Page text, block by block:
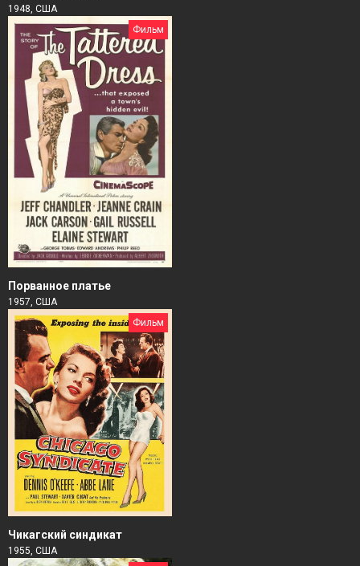
1948, США
Фильм
Порванное платье
1957, США
Фильм
Чикагский синдикат
1955, США